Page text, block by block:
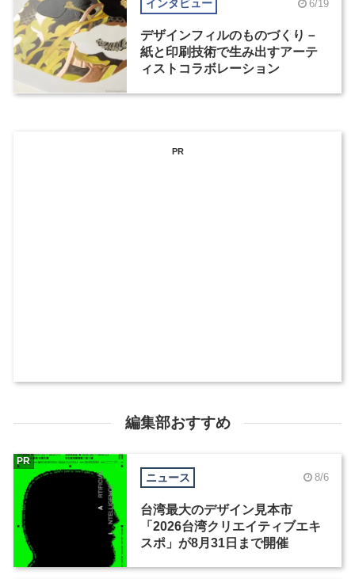
インタビュー 6/19
デザインフィルのものづくり－
紙と印刷技術で生み出すアーテ
ィストコラボレーション
PR
編集部おすすめ
ニュース 8/6
台湾最大のデザイン見本市
「2026台湾クリエイティブエキ
スポ」が8月31日まで開催
PR